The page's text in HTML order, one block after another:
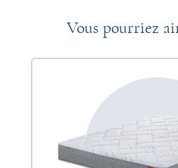
Vous pourriez